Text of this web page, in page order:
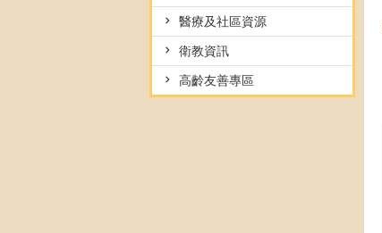
醫療及社區資源
衛教資訊
高齡友善專區